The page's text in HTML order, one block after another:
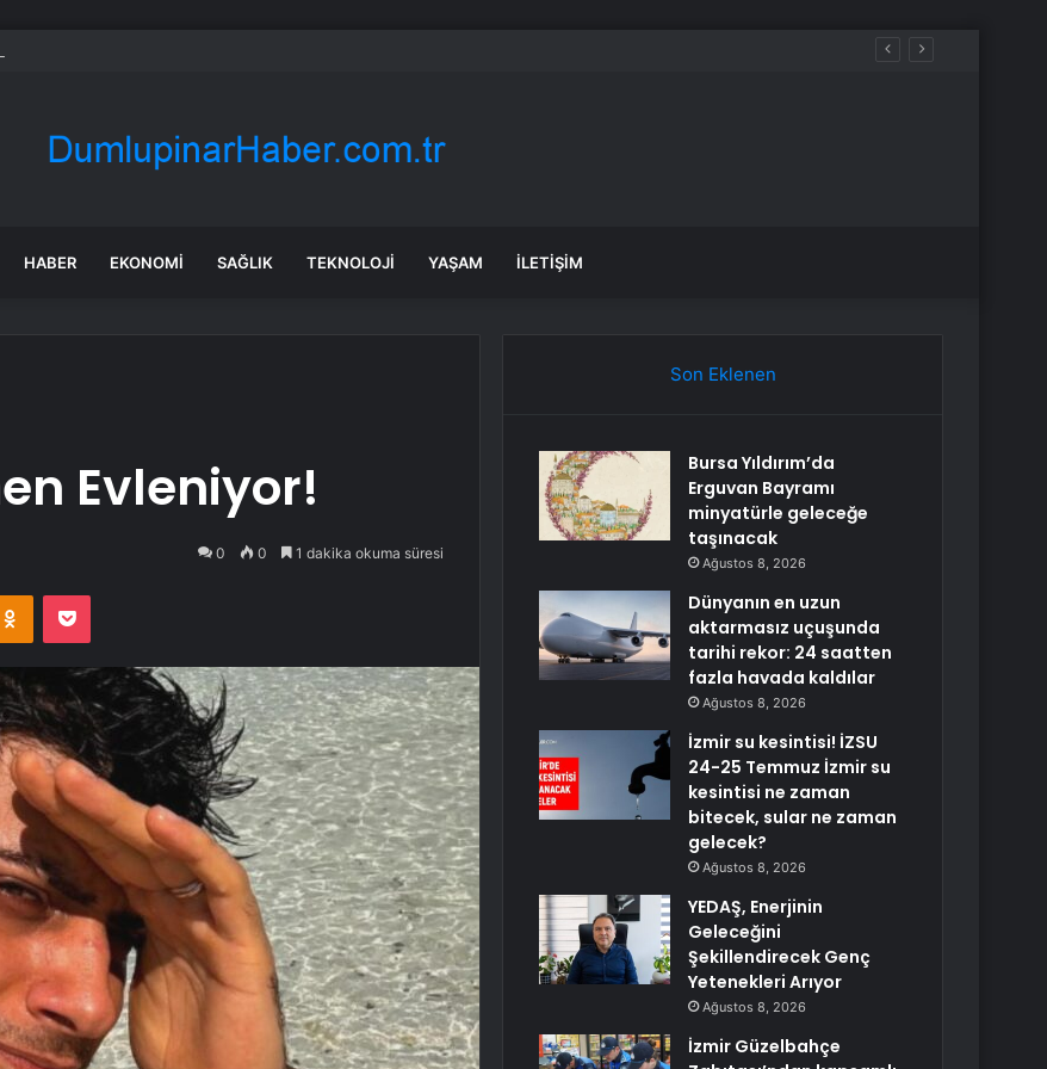
en uzun aktarmasız uçuşunda tarihi rekor: 24 saatten fazla havada kaldılar
HABER EKONOMI SAĞLIK TEKNOLOJI YAŞAM İLETIŞIM
Evleniyor!
0 0 1 dakika okuma süresi
Odnoklassniki
Pocket
Son Eklenen
Bursa Yıldırım’da
Erguvan Bayramı
minyatürle geleceğe
taşınacak
Ağustos 8, 2026
Dünyanın en uzun
aktarmasız uçuşunda
tarihi rekor: 24 saatten
fazla havada kaldılar
Ağustos 8, 2026
İzmir su kesintisi! İZSU
24-25 Temmuz İzmir su
kesintisi ne zaman
bitecek, sular ne zaman
gelecek?
Ağustos 8, 2026
YEDAŞ, Enerjinin
Geleceğini
Şekillendirecek Genç
Yetenekleri Arıyor
Ağustos 8, 2026
İzmir Güzelbahçe